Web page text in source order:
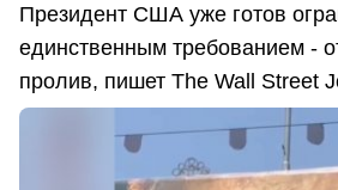
Президент США уже готов
единственным требованием -
пролив, пишет The Wall Street